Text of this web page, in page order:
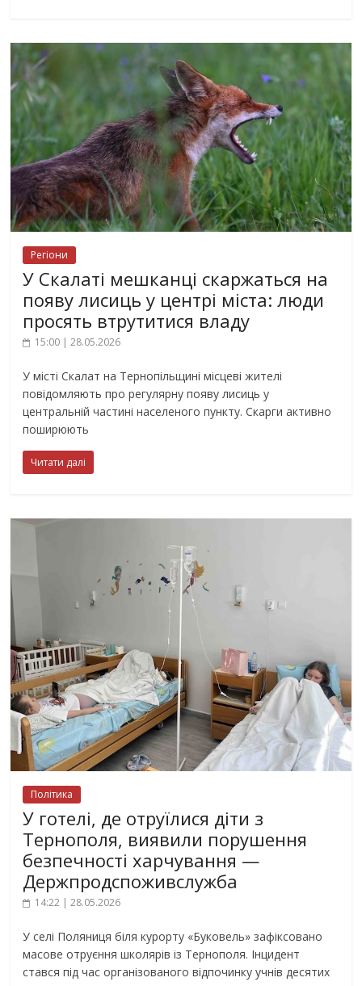
Регіони
У Скалаті мешканці скаржаться на
появу лисиць у центрі міста: люди
просять втрутитися владу
15:00 | 28.05.2026
У місті Скалат на Тернопільщині місцеві жителі
повідомляють про регулярну появу лисиць у
центральній частині населеного пункту. Скарги активно
поширюють
Читати далі
Політика
У готелі, де отруїлися діти з
Тернополя, виявили порушення
безпечності харчування —
Держпродспоживслужба
14:22 | 28.05.2026
У селі Поляниця біля курорту «Буковель» зафіксовано
масове отруєння школярів із Тернополя. Інцидент
стався під час організованого відпочинку учнів десятих